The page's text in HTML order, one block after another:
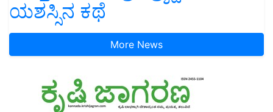
ಯಶಸ್ಸಿನ ಕಥೆ
More News